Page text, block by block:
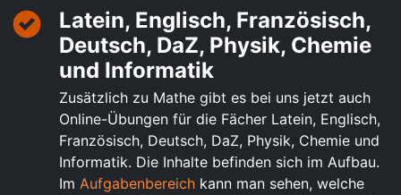
Latein, Englisch, Französisch,
Deutsch, DaZ, Physik, Chemie
und Informatik
Zusätzlich zu Mathe gibt es bei uns jetzt auch
Online-Übungen für die Fächer Latein, Englisch,
Französisch, Deutsch, DaZ, Physik, Chemie und
Informatik. Die Inhalte befinden sich im Aufbau.
Im Aufgabenbereich kann man sehen, welche